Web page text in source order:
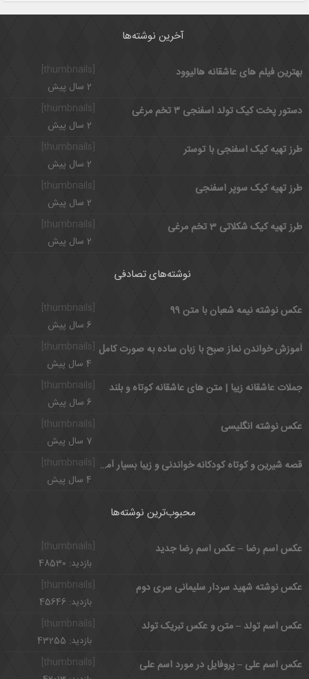
آخرین نوشته‌ها
بهترین فیلم های عاشقانه هالیوود
2 سال پیش
[thumbnails]
دستور پخت کیک تولد اسفنجی ۳ تخم مرغی
2 سال پیش
طرز تهیه کیک اسفنجی با توستر
2 سال پیش
[thumbnails]
طرز تهیه کیک سوپر اسفنجی
2 سال پیش
طرز تهیه کیک شکلاتی 3 تخم مرغی
2 سال پیش
نوشته‌های تصادفی
[thumbnails] عکس نوشته نیمه شعبان با متن 99
6 سال پیش
آموزش خواندن نماز صبح با زبان ساده به صورت کامل
4 سال پیش
[thumbnails]
جملات عاشقانه زیبا | متن های عاشقانه کوتاه و بلند
6 سال پیش
عکس نوشته انگلیسی
7 سال پیش
قصه شیرین و کوتاه کودکانه خواندنی و زیبا بسیار آموزنده
4 سال پیش
محبوب‌ترین نوشته‌ها
عکس اسم رضا – عکس اسم رضا جدید
بازدید: 48530
[thumbnails]
عکس نوشته شهید سردار سلیمانی سری دوم
بازدید: 45646
عکس اسم تولد – متن و عکس تبریک تولد
بازدید: 43255
عکس اسم علی – پروفایل در مورد اسم علی